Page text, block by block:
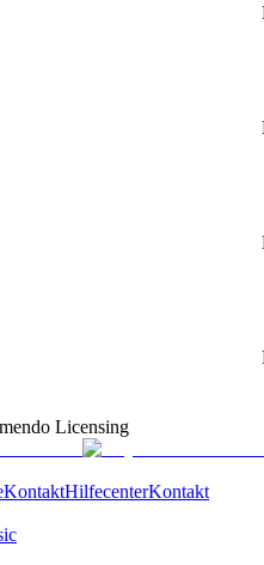
Licensing
KontaktHilfecenterKontakt